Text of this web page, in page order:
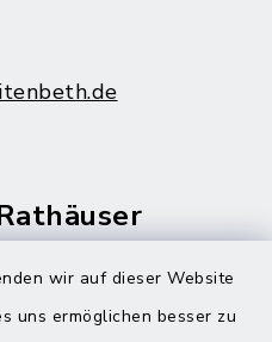
wir auf dieser Website
uns ermöglichen besser zu